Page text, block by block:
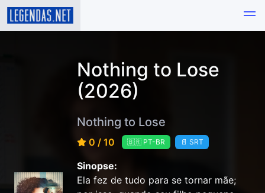
Nothing to Lose
(2026)
Nothing to Lose
0 / 10 🇧🇷 PT-BR 📄 SRT
Sinopse:
Ela fez de tudo para se tornar mãe;